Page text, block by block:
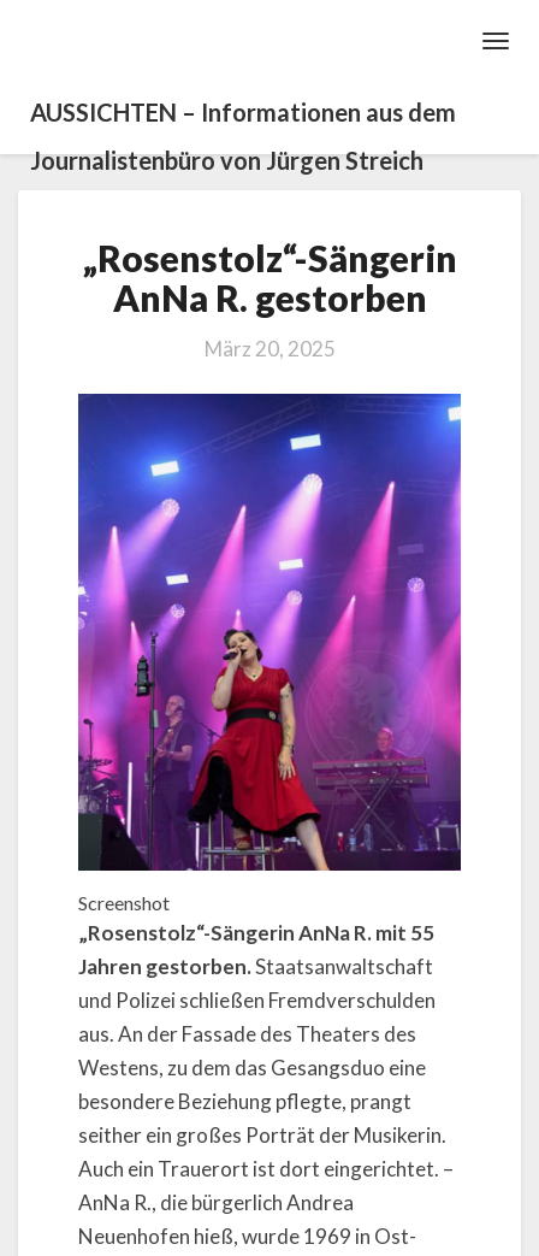
AUSSICHTEN – Informationen aus dem
Journalistenbüro von Jürgen Streich
Sängerin
AnNa
R.
„Rosenstolz“-Sängerin
AnNa R. gestorben
März 20, 2025
Screenshot
„Rosenstolz“-Sängerin AnNa R. mit 55
Jahren gestorben.Staatsanwaltschaft
und Polizei schließen Fremdverschulden
aus. An der Fassade des Theaters des
Westens, zu dem das Gesangsduo eine
besondere Beziehung pflegte, prangt
seither ein großes Porträt der Musikerin.
Auch ein Trauerort ist dort eingerichtet. –
AnNa R., die bürgerlich Andrea
Neuenhofen hieß, wurde 1969 in Ost-